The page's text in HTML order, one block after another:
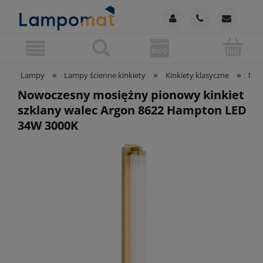
Lampy » Lampy ścienne kinkiety » Kinkiety klasyczne »
Nowoczesny mosiężny pionowy kinkiet
szklany walec Argon 8622 Hampton LED
34W 3000K